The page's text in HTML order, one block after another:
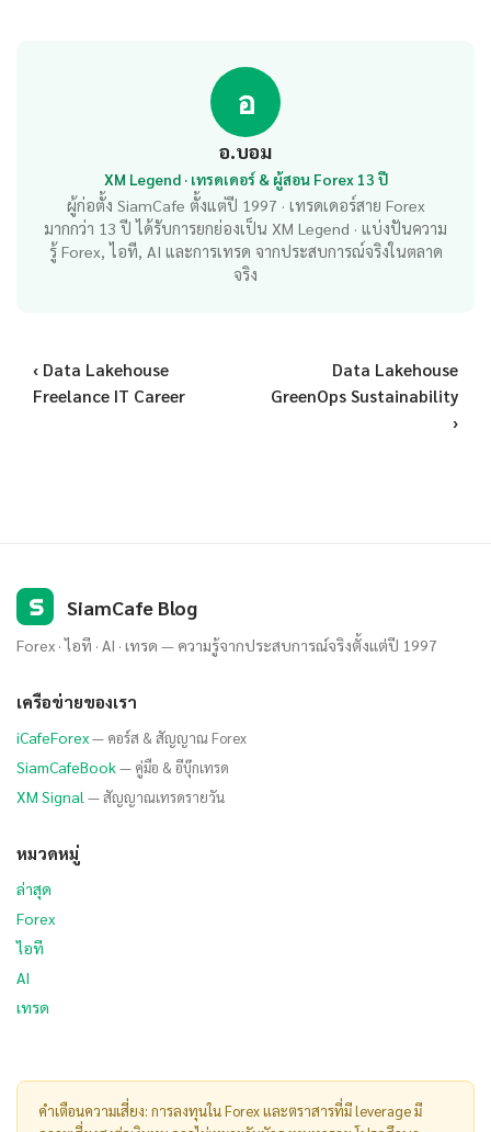
อ
อ.บอม
XM Legend · เทรดเดอร์ & ผู้สอน Forex 13 ปี
ผู้ก่อตั้ง SiamCafe ตั้งแต่ปี 1997 · เทรดเดอร์สาย Forex
มากกว่า 13 ปี ได้รับการยกย่องเป็น XM Legend · แบ่งปันความ
รู้ Forex, ไอที, AI และการเทรด จากประสบการณ์จริงในตลาด
จริง
‹ Data Lakehouse
Freelance IT Career
Data Lakehouse
GreenOps Sustainability
›
S SiamCafe Blog
Forex · ไอที · AI · เทรด — ความรู้จากประสบการณ์จริงตั้งแต่ปี 1997
เครือข่ายของเรา
iCafeForex— คอร์ส & สัญญาณ Forex
SiamCafeBook— คู่มือ & อีบุ๊กเทรด
XM Signal — สัญญาณเทรดรายวัน
หมวดหมู่
ล่าสุด
Forex
ไอที
AI
เทรด
คำเตือนความเสี่ยง: การลงทุนใน Forex และตราสารที่มี leverage มี